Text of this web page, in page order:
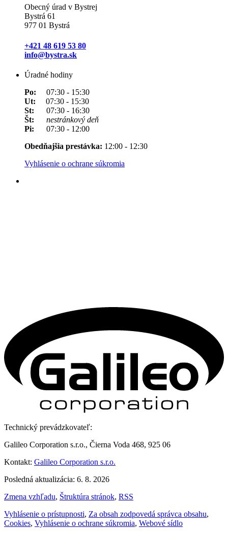
Obecný úrad v Bystrej
Bystrá 61
977 01 Bystrá
+421 48 619 53 80
info@bystra.sk
Úradné hodiny
Po: 07:30 - 15:30
Ut: 07:30 - 15:30
St: 07:30 - 16:30
Št: nestránkový deň
Pi: 07:30 - 12:00
Obedňajšia prestávka: 12:00 - 12:30
Vyhlásenie o ochrane súkromia
Technický prevádzkovateľ:
Galileo Corporation s.r.o., Čierna Voda 468, 925 06
Kontakt: Galileo Corporation s.r.o.
Posledná aktualizácia: 6. 8. 2026
Zmena vzhľadu, Štruktúra stránok, RSS
Vyhlásenie o prístupnosti, Za obsah zodpovedá správca obsahu,
Cookies, Vyhlásenie o ochrane súkromia, Webové sídlo